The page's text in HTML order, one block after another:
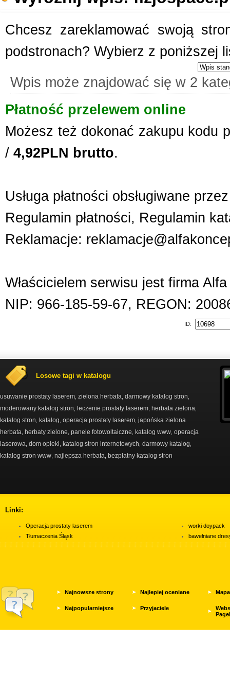
Chcesz zareklamować swoją
podstronach? Wybierz z poniższej
Wpis może znajdować się w 2
Płatność przelewem online
Możesz też dokonać zakupu kodu
/ 4,92PLN brutto.
Usługa płatności obsługiwane
Regulamin płatności, Regulamin
Reklamacje:
Właścicielem serwisu jest firma
NIP: 966-185-59-67, REGON:
ID:
Losowe tagi w katalogu
usuwanie prostaty laserem zielona herbata darmowy katalog stron
moderowany katalog stron leczenie prostaty laserem herbata zielona
katalog stron katalog operacja prostaty laserem japońska zielona
herbata herbaty zielone panele fotowoltaiczne katalog www operacja
laserowa dom opieki katalog stron internetowych darmowy katalog
katalog stron www najlepsza herbata bezpłatny katalog stron
Linki:
Operacja prostaty laserem
Tłumaczenia Śląsk
worki doypack
bawełniane
Najnowsze strony Najlepiej oceniane
Najpopularniejsze Przyjaciele